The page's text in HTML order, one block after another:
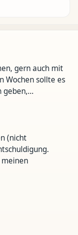
gern auch mit
Wochen sollte es
geben,…
(nicht